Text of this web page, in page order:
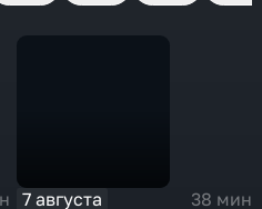
7 августа
38 мин